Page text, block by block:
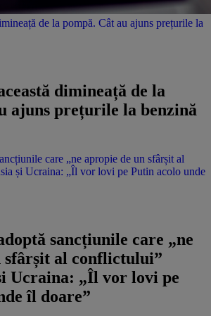
de la pompă. Cât au ajuns prețurile la
dimineață de la
ajuns prețurile la benzină
care „ne apropie de un sfârșit al
și Ucraina: „Îl vor lovi pe Putin acolo unde
sancțiunile care „ne
sfârșit al conflictului”
Ucraina: „Îl vor lovi pe
îl doare”